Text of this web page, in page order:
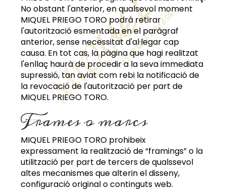
No obstant l'anterior, en qualsevol moment
MIQUEL PRIEGO TORO podrà retirar
l'autorització esmentada en el paràgraf
anterior, sense necessitat d'al·legar cap
causa. En tot cas, la pàgina que hagi realitzat
l'enllaç haurà de procedir a la seva immediata
supressió, tan aviat com rebi la notificació de
la revocació de l'autorització per part de
MIQUEL PRIEGO TORO.
Frames o marcs
MIQUEL PRIEGO TORO prohibeix
expressament la realització de “framings” o la
utilització per part de tercers de qualssevol
altes mecanismes que alterin el disseny,
configuració original o continguts web.